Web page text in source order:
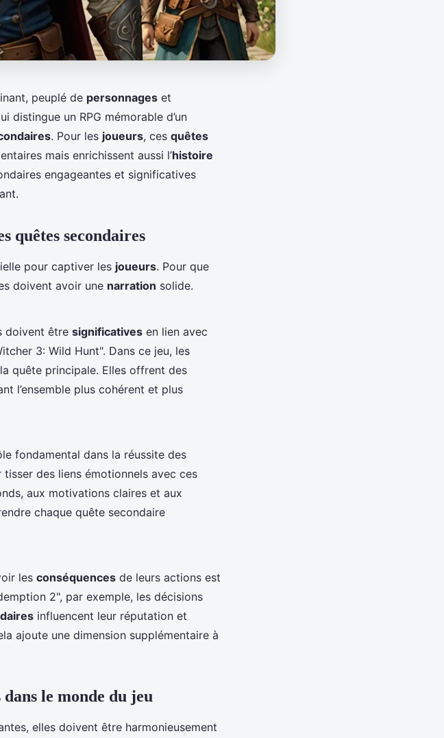
peuplé de personnages et
distingue un RPG mémorable d’un
. Pour les joueurs, ces quêtes
mais enrichissent aussi l’histoire
engageantes et significatives
quêtes secondaires
pour captiver les joueurs. Pour que
doivent avoir une narration solide.
doivent être significatives en lien avec
3: Wild Hunt". Dans ce jeu, les
quête principale. Elles offrent des
l’ensemble plus cohérent et plus
fondamental dans la réussite des
des liens émotionnels avec ces
aux motivations claires et aux
chaque quête secondaire
les conséquences de leurs actions est
2", par exemple, les décisions
influencent leur réputation et
ajoute une dimension supplémentaire à
le monde du jeu
elles doivent être harmonieusement